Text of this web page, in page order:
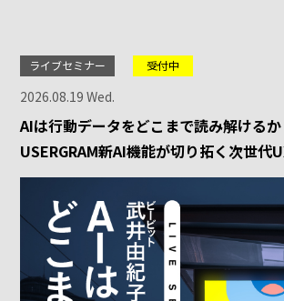
ライブセミナー 受付中
2026.08.19 Wed.
AIは行動データをどこまで読み解ける
USERGRAM新AI機能が切り拓く次世代